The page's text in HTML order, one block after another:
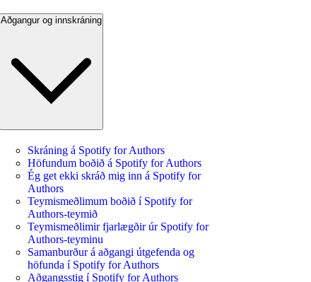
Aðgangur og innskráning
Skráning á Spotify for Authors
Höfundum boðið á Spotify for Authors
Ég get ekki skráð mig inn á Spotify for
Authors
Teymismeðlimum boðið í Spotify for
Authors-teymið
Teymismeðlimir fjarlægðir úr Spotify for
Authors-teyminu
Samanburður á aðgangi útgefenda og
höfunda í Spotify for Authors
Aðgangsstig í Spotify for Authors